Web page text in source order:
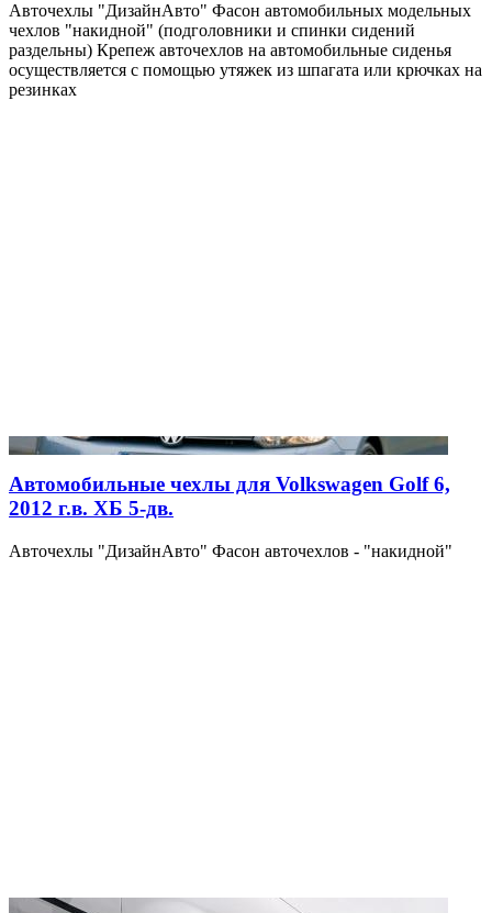
Авточехлы "ДизайнАвто" Фасон автомобильных модельных
чехлов "накидной" (подголовники и спинки сидений
раздельны) Крепеж авточехлов на автомобильные сиденья
осуществляется с помощью утяжек из шпагата или крючках на
резинках
Автомобильные чехлы для Volkswagen Golf 6,
2012 г.в. ХБ 5-дв.
Авточехлы "ДизайнАвто" Фасон авточехлов - "накидной"